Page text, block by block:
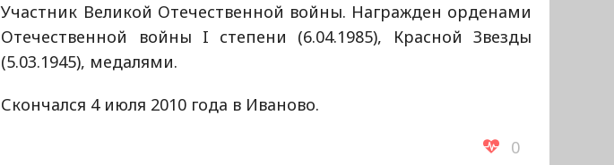
Участник Великой Отечественной войны. Награжден орденами
Отечественной войны I степени (6.04.1985), Красной Звезды
(5.03.1945), медалями.
Скончался 4 июля 2010 года в Иваново.
0